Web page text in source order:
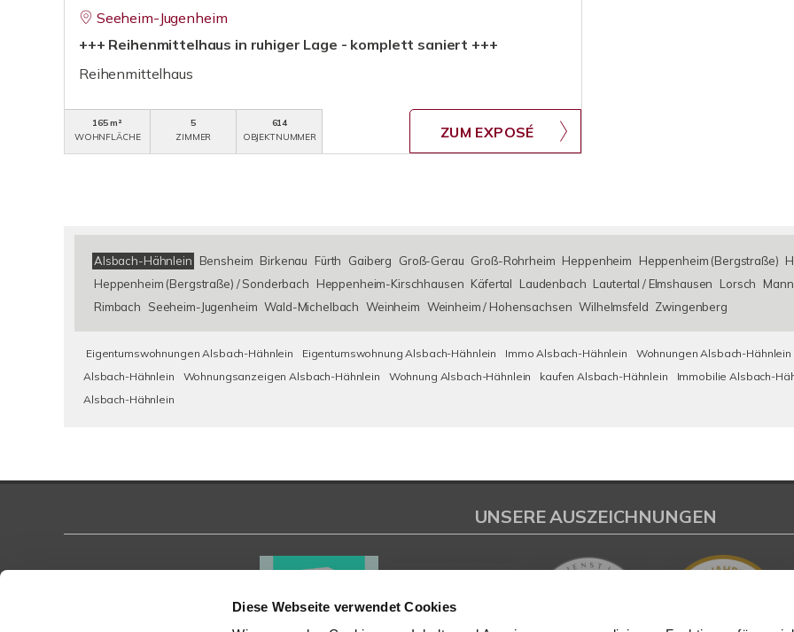
Diese Webseite verwendet Cookies
Seeheim-Jugenheim
+++ Reihenmittelhaus in ruhiger Lage - komplett saniert +++
Reihenmittelhaus
165 m²
WOHNFLÄCHE
5
ZIMMER
614
OBJEKTNUMMER
ZUM EXPOSÉ
Alsbach-Hähnlein Bensheim Birkenau Fürth Gaiberg Groß-Gerau Groß-Rohrheim Heppenheim Heppenheim (Bergstraße)
Heppenheim (Bergstraße) / Sonderbach
Heppenheim-Kirschhausen Käfertal Laudenbach Lautertal / Elmshausen Lorsch
Rimbach
Seeheim-Jugenheim Wald-Michelbach Weinheim Weinheim / Hohensachsen Wilhelmsfeld Zwingenberg
Eigentumswohnungen Alsbach-Hähnlein Eigentumswohnung Alsbach-Hähnlein Immo Alsbach-Hähnlein Wohnungen Alsbach-Hähnlein
Alsbach-Hähnlein
Wohnungsanzeigen Alsbach-Hähnlein Wohnung Alsbach-Hähnlein kaufen Alsbach-Hähnlein Immobilie Alsbach-
Alsbach-Hähnlein
UNSERE AUSZEICHNUNGEN